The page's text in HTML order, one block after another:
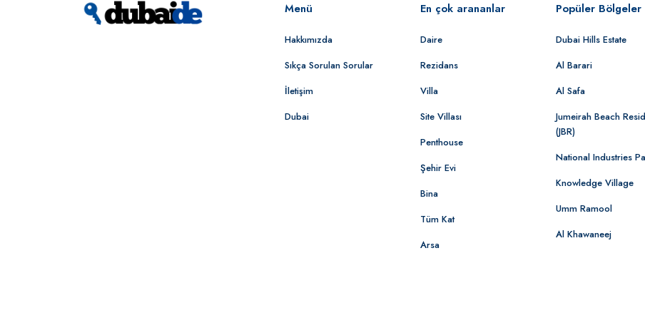
Menü
Hakkımızda
Sıkça Sorulan Sorular
İletişim
Dubai
En çok arananlar
Daire
Rezidans
Villa
Site Villası
Penthouse
Şehir Evi
Bina
Tüm Kat
Arsa
Popüler Bölgeler
Dubai Hills Estate
Al Barari
Al Safa
Jumeirah Beach
(JBR)
National Industries
Knowledge Village
Umm Ramool
Al Khawaneej